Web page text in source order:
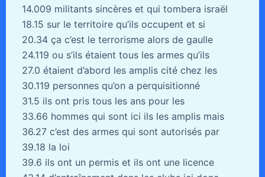
14.009 militants sincères et qui tombera israël
18.15 sur le territoire qu’ils occupent et si
20.34 ça c’est le terrorisme alors de gaulle
24.119 ou s’ils étaient tous les armes qu’ils
27.0 étaient d’abord les amplis cité chez les
30.119 personnes qu’on a perquisitionné
31.5 ils ont pris tous les ans pour les
33.66 hommes qui sont ici ils les amplis mais
36.27 c’est des armes qui sont autorisés par
39.18 la loi
39.6 ils ont un permis et ils ont une licence